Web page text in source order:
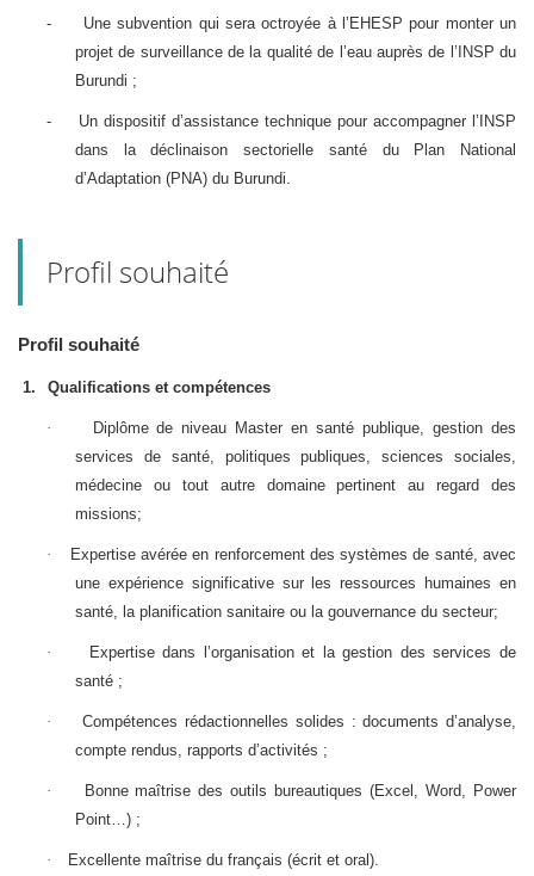
-
Une subvention qui sera octroyée à l’EHESP pour monter un
projet de surveillance de la qualité de l’eau auprès de l’INSP du
Burundi ;
-
Un dispositif d’assistance technique pour accompagner l’INSP
dans la déclinaison sectorielle santé du Plan National
d’Adaptation (PNA) du Burundi.
Profil souhaité
Profil souhaité
1. Qualifications et compétences
·
Diplôme de niveau Master en santé publique, gestion des
services de santé, politiques publiques, sciences sociales,
médecine ou tout autre domaine pertinent au regard des
missions;
·
Expertise avérée en renforcement des systèmes de santé, avec
une expérience significative sur les ressources humaines en
santé, la planification sanitaire ou la gouvernance du secteur;
·
Expertise dans l’organisation et la gestion des services de
santé ;
·
Compétences rédactionnelles solides : documents d’analyse,
compte rendus, rapports d’activités ;
·
Bonne maîtrise des outils bureautiques (Excel, Word, Power
Point…) ;
·
Excellente maîtrise du français (écrit et oral).